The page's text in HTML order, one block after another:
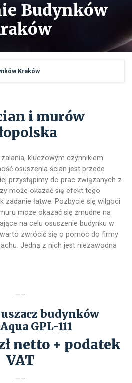
Budynków
Kraków
i murów
kluczowym czynnikiem
osuszenia ścian jest przede
przystąpimy do prac związanych z
może okazać się efekt tego
zadanie łatwe. Pozbycie się wilgoci
może okazać się żmudne na
na celu osuszenie budynku w
warto zwrócić się o pomoc do firmy
Jedną z nich jest niezawodna
—–
budynków
GPL-111
netto + podatek
VAT
—–